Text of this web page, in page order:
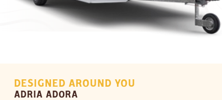
DESIGNED AROUND YOU
ADRIA ADORA